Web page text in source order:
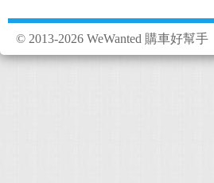
© 2013-2026 WeWanted 購車好幫手